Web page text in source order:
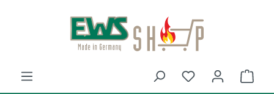
Zum Hauptinhalt springen